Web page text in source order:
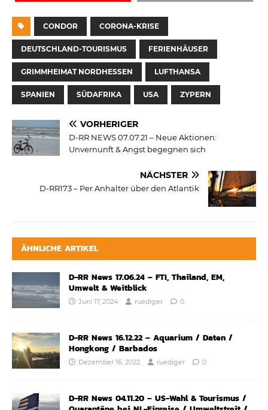
CONDOR CORONA-KRISE
DEUTSCHLAND-TOURISMUS FERIENHÄUSER
GRIMMHEIMAT NORDHESSEN LUFTHANSA
SPANIEN SÜDAFRIKA USA ZYPERN
VORHERIGER
D-RR NEWS 07.07.21 – Neue Aktionen:
Unvernunft & Angst begegnen sich
NÄCHSTER
D-RR173 – Per Anhalter über den Atlantik
ÄHNLICHE ARTIKEL
D-RR News 17.06.24 – FTI, Thailand, EM,
Umwelt & Weitblick
Juni 17, 2024 ruediger 0
D-RR News 16.12.22 – Aquarium / Daten /
Hongkong / Barbados
Dezember 16, 2022 ruediger 0
D-RR News 04.11.20 – US-Wahl & Tourismus /